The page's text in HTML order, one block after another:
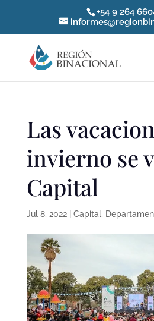
+54 9 264
Las
invierno se
Capital
Jul 8, 2022| Capital,